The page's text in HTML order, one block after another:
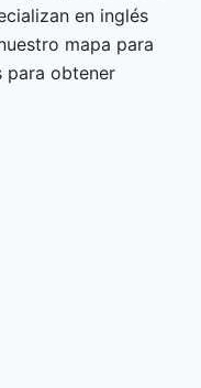
en inglés
mapa para
para obtener